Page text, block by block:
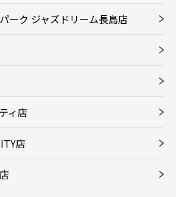
ーク ジャズドリーム長島店
ィ店
店